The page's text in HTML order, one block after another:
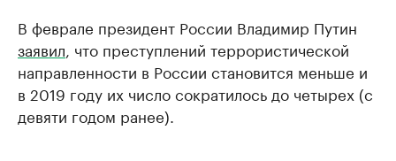
В феврале президент России Владимир Путин
заявил, что преступлений террористической
направленности в России становится меньше и
в 2019 году их число сократилось до четырех (с
девяти годом ранее).